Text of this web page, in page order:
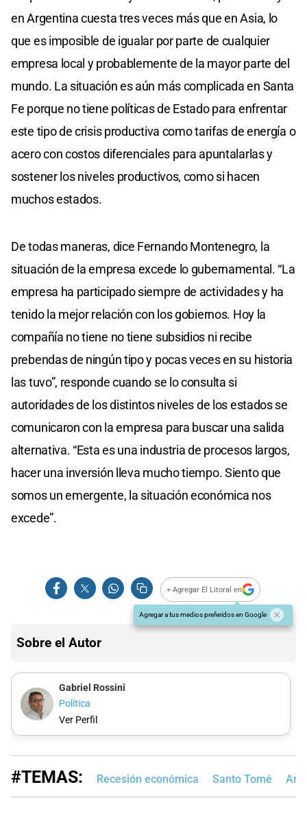
en Argentina cuesta tres veces más que en Asia, lo
que es imposible de igualar por parte de cualquier
empresa local y probablemente de la mayor parte del
mundo. La situación es aún más complicada en Santa
Fe porque no tiene políticas de Estado para enfrentar
este tipo de crisis productiva como tarifas de energía o
acero con costos diferenciales para apuntalarlas y
sostener los niveles productivos, como si hacen
muchos estados.
De todas maneras, dice Fernando Montenegro, la
situación de la empresa excede lo gubernamental. “La
empresa ha participado siempre de actividades y ha
tenido la mejor relación con los gobiernos. Hoy la
compañía no tiene no tiene subsidios ni recibe
prebendas de ningún tipo y pocas veces en su historia
las tuvo”, responde cuando se lo consulta si
autoridades de los distintos niveles de los estados se
comunicaron con la empresa para buscar una salida
alternativa. “Esta es una industria de procesos largos,
hacer una inversión lleva mucho tiempo. Siento que
somos un emergente, la situación económica nos
excede”.
+ Agregar El Litoral en
Agregar a tus medios preferidos en Google
Sobre el Autor
Gabriel Rossini
Política
Ver Perfil
#TEMAS: Recesión económica Santo Tomé